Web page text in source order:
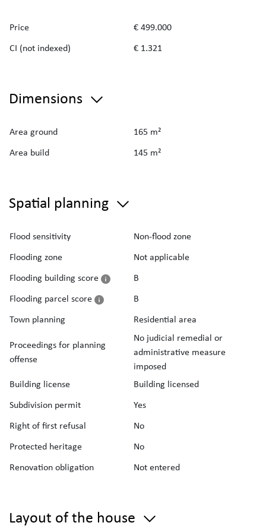
Price
€ 499.000
CI (not indexed)
€ 1.321
Dimensions
Area ground
165 m²
Area build
145 m²
Spatial planning
Flood sensitivity
Non-flood zone
Flooding zone
Not applicable
Flooding building score
B
Flooding parcel score
B
Town planning
Residential area
Proceedings for planning
offense
No judicial remedial or
administrative measure
imposed
Building license
Building licensed
Subdivision permit
Yes
Right of first refusal
No
Protected heritage
No
Renovation obligation
Not entered
Layout of the house